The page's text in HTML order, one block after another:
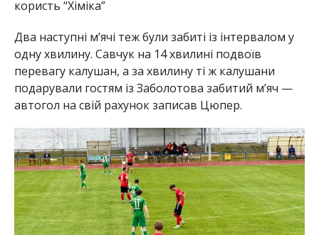
користь “Хіміка”
Два наступні мʼячі теж були забиті із інтервалом у
одну хвилину. Савчук на 14 хвилині подвоїв
перевагу калушан, а за хвилину ті ж калушани
подарували гостям із Заболотова забитий мʼяч —
автогол на свій рахунок записав Цюпер.